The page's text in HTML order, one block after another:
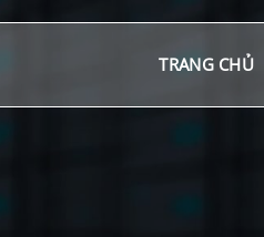
TRANG CHỦ